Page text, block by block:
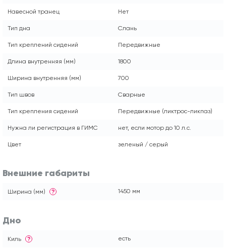
Навесной транец Нет
Тип дна Слань
Тип креплений сидений Передвижные
Длина внутренняя (мм) 1800
Ширина внутренняя (мм) 700
Тип швов Сварные
Тип крепления сидений Передвижные (ликтрос-ликпаз)
Нужна ли регистрация в ГИМС нет, если мотор до 10 л.с.
Цвет зеленый / серый
Внешние габариты
Ширина (мм) ? 1450 мм
Дно
Киль ? есть